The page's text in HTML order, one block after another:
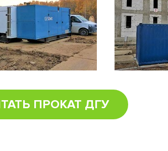
ПРОКАТ ДГУ